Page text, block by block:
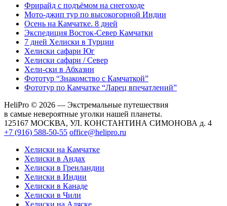
Фрирайд с подъёмом на снегоходе
Мото-джип тур по высокогорной Индии
Осень на Камчатке. 8 дней
Экспедиция Восток-Север Камчатки
7 дней Хелиски в Турции
Хелиcки сафари Юг
Хелиcки сафари / Север
Хели-ски в Абхазии
Фототур “Знакомство с Камчаткой”
Фототур по Камчатке “Ларец впечатлений”
HeliPro © 2026 — Экстремальные путешествия
в самые невероятные уголки нашей планеты.
125167 МОСКВА, УЛ. КОНСТАНТИНА СИМОНОВА д. 4
+7 (916) 588-50-55 office@helipro.ru
Хелиски на Камчатке
Хелиски в Андах
Хелиски в Гренландии
Хелиски в Индии
Хелиски в Канаде
Хелиски в Чили
Хелиски на Аляске